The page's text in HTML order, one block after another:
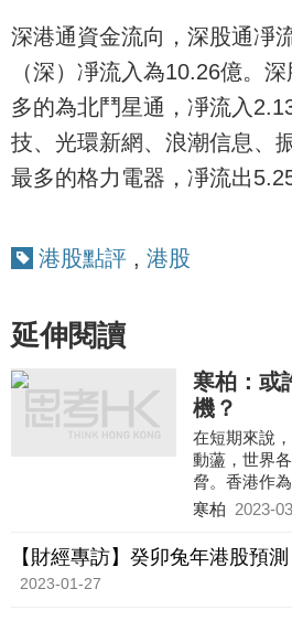
深港通資金流向，深股通凈
（深）凈流入為10.26億。
多的為北鬥星通，凈流入
技、光環新網、浪潮信息、
最多的格力電器，凈流出5.25
港股點評 , 港股
延伸閱讀
寒柏：或
機？
在短期來說
動蘯，世界
脅。香港作
可想盡辦法
股市，例如
快金融創新
寒柏 2023-
【財經專訪】癸卯兔年港股預
2023-01-27